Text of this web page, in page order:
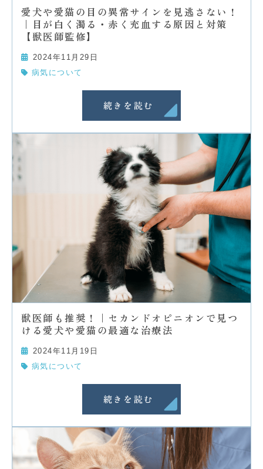
愛犬や愛猫の目の異常サインを見逃さない！
｜目が白く濁る・赤く充血する原因と対策
【獣医師監修】
2024年11月29日
病気について
続きを読む
獣医師も推奨！｜セカンドオピニオンで見つ
ける愛犬や愛猫の最適な治療法
2024年11月19日
病気について
続きを読む